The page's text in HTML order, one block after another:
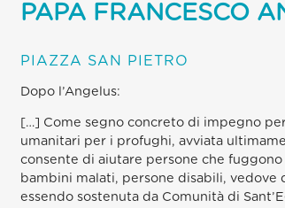
PAPA FRANCESCO
PIAZZA SAN PIETRO
Dopo l’Angelus:
[…] Come segno concreto di impegno
umanitari per i profughi, avviata
consente di aiutare persone che
bambini malati, persone disabili, vedove
essendo sostenuta da Comunità di